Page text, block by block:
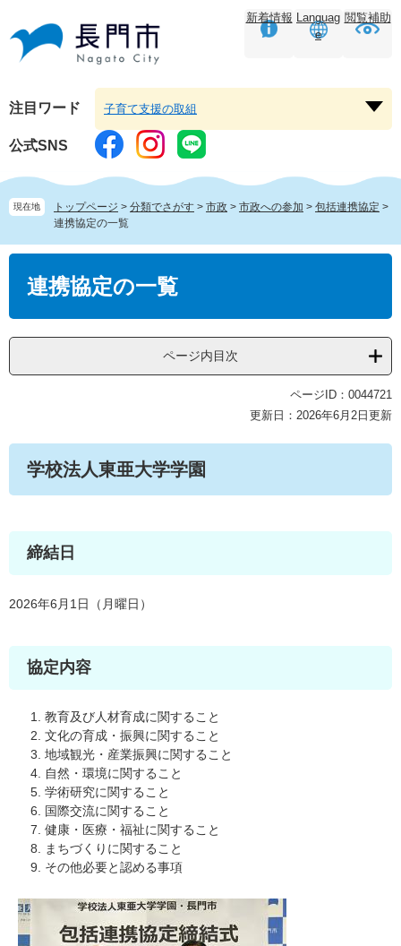
頭
す。
飛
し
本
文
へ
新着情報 Languag
e
閲覧補助
注目ワード
ー
を
く
子育て支援の取組
公式SNS
現在地 トップページ > 分類でさがす > 市政 > 市政への参加 > 包括連携協定 >
連携協定の一覧
連携協定の一覧
ページ内目次
ページID：0044721
更新日：2026年6月2日更新
学校法人東亜大学学園
締結日
2026年6月1日（月曜日）
協定内容
教育及び人材育成に関すること
文化の育成・振興に関すること
地域観光・産業振興に関すること
自然・環境に関すること
学術研究に関すること
国際交流に関すること
健康・医療・福祉に関すること
まちづくりに関すること
その他必要と認める事項